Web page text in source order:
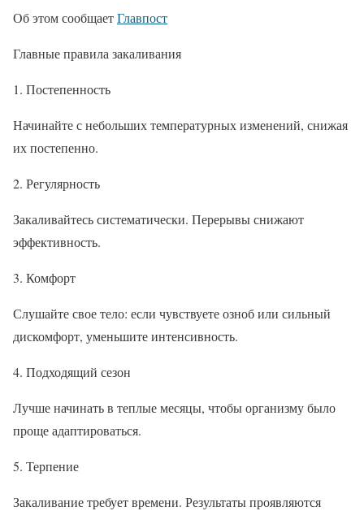
Об этом сообщаетГлавпост
Главные правила закаливания
1. Постепенность
Начинайте с небольших температурных изменений, снижая
их постепенно.
2. Регулярность
Закаливайтесь систематически. Перерывы снижают
эффективность.
3. Комфорт
Слушайте свое тело: если чувствуете озноб или сильный
дискомфорт, уменьшите интенсивность.
4. Подходящий сезон
Лучше начинать в теплые месяцы, чтобы организму было
проще адаптироваться.
5. Терпение
Закаливание требует времени. Результаты проявляются